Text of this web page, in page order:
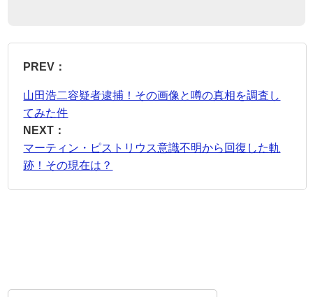
PREV：
山田浩二容疑者逮捕！その画像と噂の真相を調査し
てみた件
NEXT：
マーティン・ピストリウス意識不明から回復した軌
跡！その現在は？